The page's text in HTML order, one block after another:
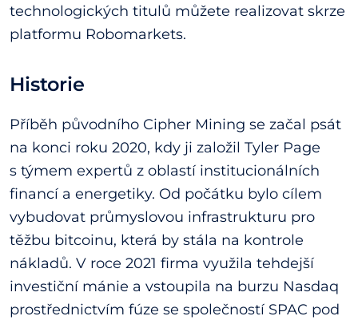
technologických titulů můžete realizovat skrze
platformu Robomarkets.
Historie
Příběh původního Cipher Mining se začal psát
na konci roku 2020, kdy ji založil Tyler Page
s týmem expertů z oblastí institucionálních
financí a energetiky. Od počátku bylo cílem
vybudovat průmyslovou infrastrukturu pro
těžbu bitcoinu, která by stála na kontrole
nákladů. V roce 2021 firma využila tehdejší
investiční mánie a vstoupila na burzu Nasdaq
prostřednictvím fúze se společností SPAC pod